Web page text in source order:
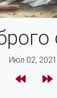
Июл 02, 2021